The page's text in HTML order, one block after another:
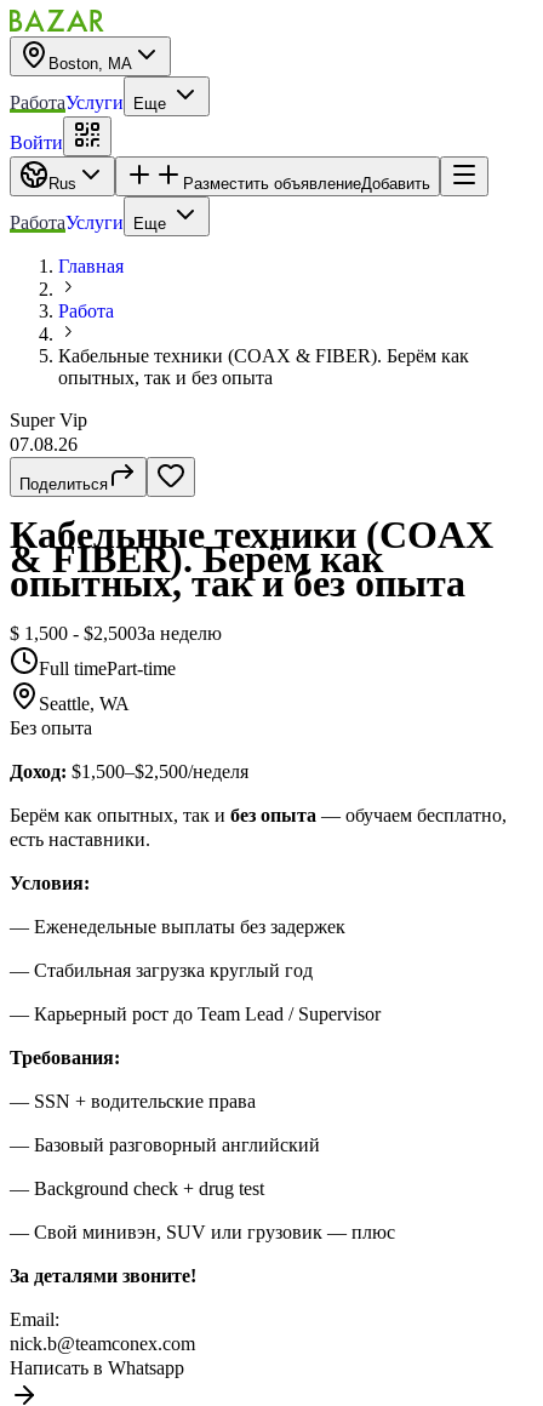
Boston, MA
РаботаУслуги Еще
Войти
Rus Разместить объявлениеДобавить
РаботаУслуги Еще
Главная
Работа
Кабельные техники (COAX & FIBER). Берём как
опытных, так и без опыта
Super Vip
07.08.26
Поделиться
Кабельные техники (COAX
& FIBER). Берём как
опытных, так и без опыта
$ 1,500 - $2,500За неделю
Full timePart-time
Seattle, WA
Без опыта
Доход: $1,500–$2,500/неделя
Берём как опытных, так и без опыта — обучаем бесплатно,
есть наставники.
Условия:
— Еженедельные выплаты без задержек
— Стабильная загрузка круглый год
— Карьерный рост до Team Lead / Supervisor
Требования:
— SSN + водительские права
— Базовый разговорный английский
— Background check + drug test
— Свой минивэн, SUV или грузовик — плюс
За деталями звоните!
Email:
nick.b@teamconex.com
Написать в Whatsapp